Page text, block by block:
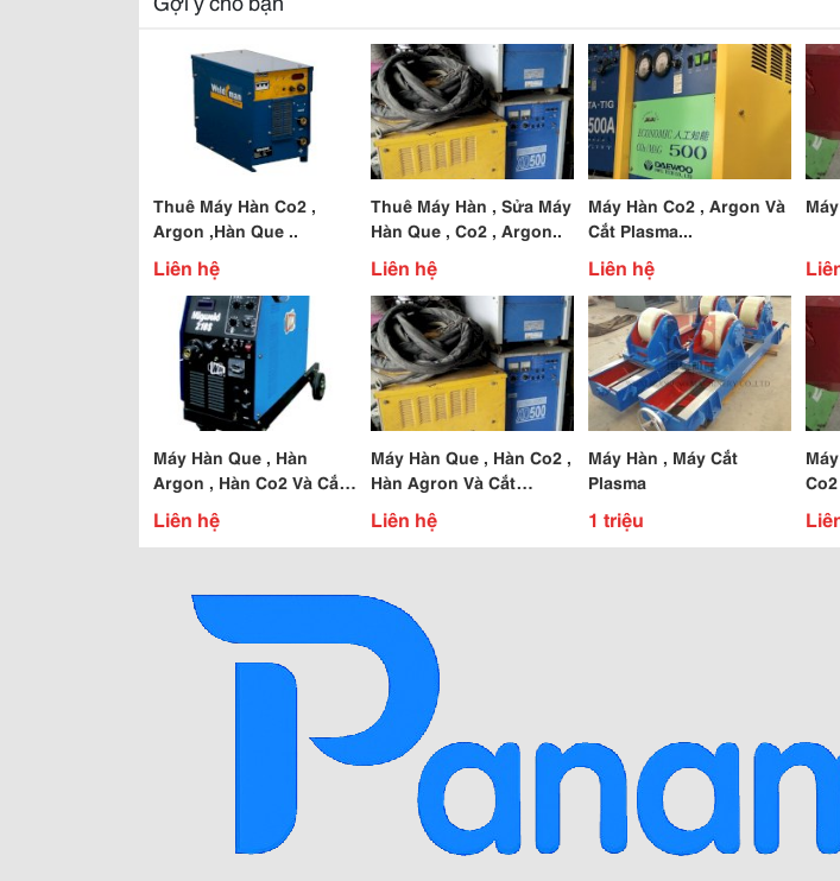
Thuê Máy Hàn Co2 ,
Argon ,Hàn Que ..
Liên hệ
Thuê Máy Hàn , Sửa Máy
Hàn Que , Co2 , Argon..
Liên hệ
Máy Hàn Co2 , Argon Và
Cắt Plasma...
Liên hệ
Máy Hàn Que , Hàn
Argon , Hàn Co2 Và Cắt
Plasma..
Liên hệ
Máy Hàn Que , Hàn Co2 ,
Hàn Agron Và Cắt
Plasma..
Liên hệ
Máy Hàn , Máy Cắt
Plasma
1 triệu